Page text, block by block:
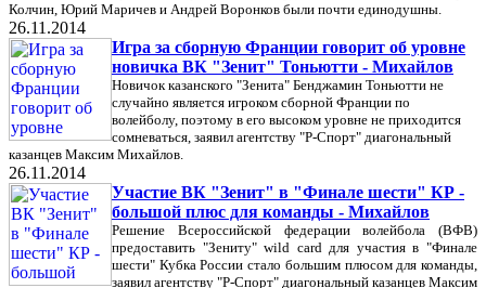
Колчин, Юрий Маричев и Андрей Воронков были почти единодушны.
26.11.2014
Игра за сборную Франции говорит об уровне
новичка ВК "Зенит" Тоньютти - Михайлов
Новичок казанского "Зенита" Бенджамин Тоньютти не
случайно является игроком сборной Франции по
волейболу, поэтому в его высоком уровне не приходится
сомневаться, заявил агентству "Р-Спорт" диагональный
казанцев Максим Михайлов.
26.11.2014
Участие ВК "Зенит" в "Финале шести" КР -
большой плюс для команды - Михайлов
Решение Всероссийской федерации волейбола (ВФВ)
предоставить "Зениту" wild card для участия в "Финале
шести" Кубка России стало большим плюсом для команды,
заявил агентству "Р-Спорт" диагональный казанцев Максим